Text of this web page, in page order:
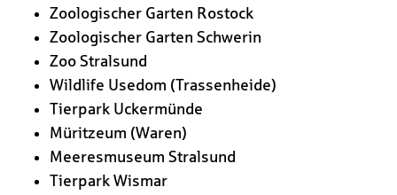
Zoologischer Garten Rostock
Zoologischer Garten Schwerin
Zoo Stralsund
Wildlife Usedom (Trassenheide)
Tierpark Uckermünde
Müritzeum (Waren)
Meeresmuseum Stralsund
Tierpark Wismar